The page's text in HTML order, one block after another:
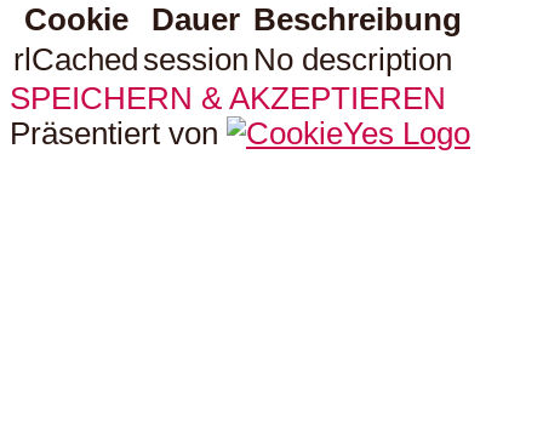
Cookie
Dauer Beschreibung
rlCached session No description
SPEICHERN & AKZEPTIEREN
Präsentiert von